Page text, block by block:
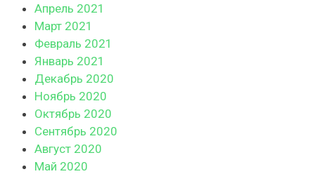
Апрель 2021
Март 2021
Февраль 2021
Январь 2021
Декабрь 2020
Ноябрь 2020
Октябрь 2020
Сентябрь 2020
Август 2020
Май 2020